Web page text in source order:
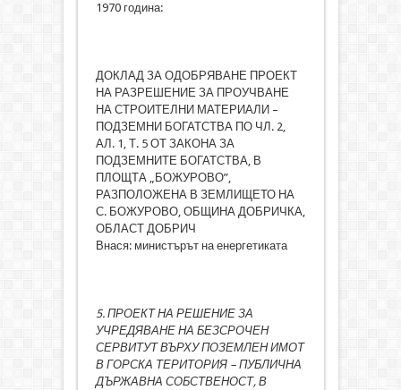
1970 година:
ДОКЛАД ЗА ОДОБРЯВАНЕ ПРОЕКТ
НА РАЗРЕШЕНИЕ ЗА ПРОУЧВАНЕ
НА СТРОИТЕЛНИ МАТЕРИАЛИ –
ПОДЗЕМНИ БОГАТСТВА ПО ЧЛ. 2,
АЛ. 1, Т. 5 ОТ ЗАКОНА ЗА
ПОДЗЕМНИТЕ БОГАТСТВА, В
ПЛОЩТА „БОЖУРОВО”,
РАЗПОЛОЖЕНА В ЗЕМЛИЩЕТО НА
С. БОЖУРОВО, ОБЩИНА ДОБРИЧКА,
ОБЛАСТ ДОБРИЧ
Внася: министърът на енергетиката
5. ПРОЕКТ НА РЕШЕНИЕ ЗА
УЧРЕДЯВАНЕ НА БЕЗСРОЧЕН
СЕРВИТУТ ВЪРХУ ПОЗЕМЛЕН ИМОТ
В ГОРСКА ТЕРИТОРИЯ – ПУБЛИЧНА
ДЪРЖАВНА СОБСТВЕНОСТ, В